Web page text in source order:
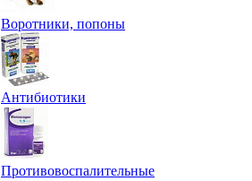
Воротники, попоны
Антибиотики
Противовоспалительные